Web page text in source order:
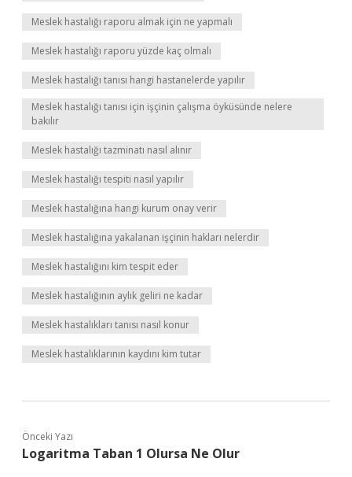
Meslek hastalığı raporu almak için ne yapmalı
Meslek hastalığı raporu yüzde kaç olmalı
Meslek hastalığı tanısı hangi hastanelerde yapılır
Meslek hastalığı tanısı için işçinin çalışma öyküsünde nelere
bakılır
Meslek hastalığı tazminatı nasıl alınır
Meslek hastalığı tespiti nasıl yapılır
Meslek hastalığına hangi kurum onay verir
Meslek hastalığına yakalanan işçinin hakları nelerdir
Meslek hastalığını kim tespit eder
Meslek hastalığının aylık geliri ne kadar
Meslek hastalıkları tanısı nasıl konur
Meslek hastalıklarının kaydını kim tutar
Önceki Yazı
Logaritma Taban 1 Olursa Ne Olur